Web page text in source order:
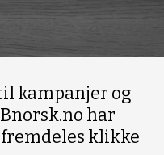
kampanjer og
har
klikke